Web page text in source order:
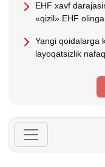
EHF хavf
«qizil» EHF
Yangi qoidalarga
layoqatsizlik